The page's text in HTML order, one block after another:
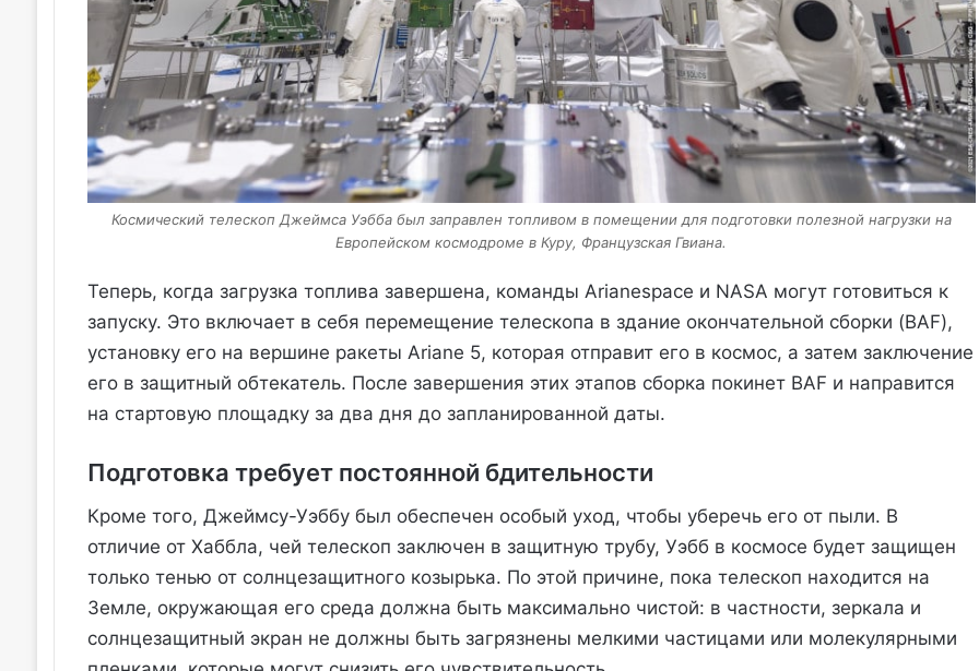
Космический телескоп Джеймса Уэбба был заправлен топливом в помещении для подготовки полезной нагрузки на
Европейском космодроме в Куру, Французская Гвиана.
Теперь, когда загрузка топлива завершена, команды Arianespace и NASA могут готовиться к
запуску. Это включает в себя перемещение телескопа в здание окончательной сборки (BAF),
установку его на вершине ракеты Ariane 5, которая отправит его в космос, а затем заключение
его в защитный обтекатель. После завершения этих этапов сборка покинет BAF и направится
на стартовую площадку за два дня до запланированной даты.
Подготовка требует постоянной бдительности
Кроме того, Джеймсу-Уэббу был обеспечен особый уход, чтобы уберечь его от пыли. В
отличие от Хаббла, чей телескоп заключен в защитную трубу, Уэбб в космосе будет защищен
только тенью от солнцезащитного козырька. По этой причине, пока телескоп находится на
Земле, окружающая его среда должна быть максимально чистой: в частности, зеркала и
солнцезащитный экран не должны быть загрязнены мелкими частицами или молекулярными